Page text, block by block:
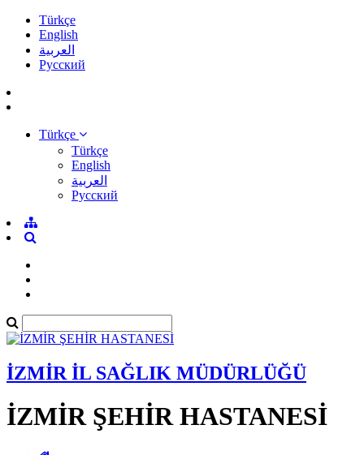
Türkçe
English
العربية
Pусский
Türkçe
Türkçe
English
العربية
Pусский
İZMİR İL SAĞLIK MÜDÜRLÜĞÜ
İZMİR ŞEHİR HASTANESİ